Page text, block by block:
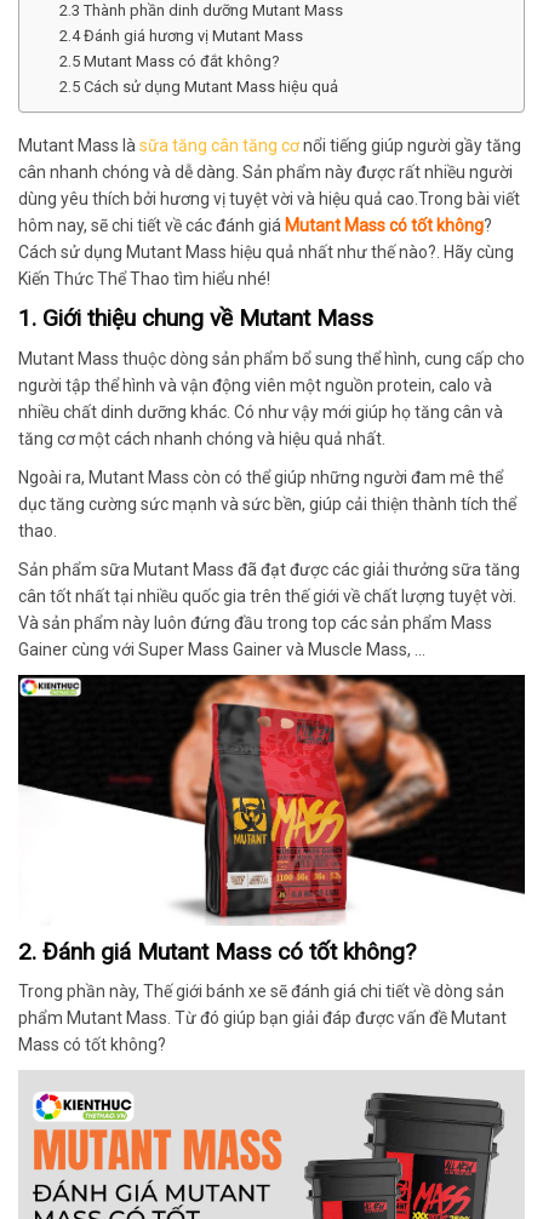
2.3 Thành phần dinh dưỡng Mutant Mass
2.4 Đánh giá hương vị Mutant Mass
2.5 Mutant Mass có đắt không?
2.5 Cách sử dụng Mutant Mass hiệu quả
Mutant Mass là sữa tăng cân tăng cơnổi tiếng giúp người gầy tăng
cân nhanh chóng và dễ dàng. Sản phẩm này được rất nhiều người
dùng yêu thích bởi hương vị tuyệt vời và hiệu quả cao.Trong bài viết
hôm nay, sẽ chi tiết về các đánh giá Mutant Mass có tốt không?
Cách sử dụng Mutant Mass hiệu quả nhất như thế nào?. Hãy cùng
Kiến Thức Thể Thao tìm hiểu nhé!
1. Giới thiệu chung về Mutant Mass
Mutant Mass thuộc dòng sản phẩm bổ sung thể hình, cung cấp cho
người tập thể hình và vận động viên một nguồn protein, calo và
nhiều chất dinh dưỡng khác. Có như vậy mới giúp họ tăng cân và
tăng cơ một cách nhanh chóng và hiệu quả nhất.
Ngoài ra, Mutant Mass còn có thể giúp những người đam mê thể
dục tăng cường sức mạnh và sức bền, giúp cải thiện thành tích thể
thao.
Sản phẩm sữa Mutant Mass đã đạt được các giải thưởng sữa tăng
cân tốt nhất tại nhiều quốc gia trên thế giới về chất lượng tuyệt vời.
Và sản phẩm này luôn đứng đầu trong top các sản phẩm Mass
Gainer cùng với Super Mass Gainer và Muscle Mass, …
2. Đánh giá Mutant Mass có tốt không?
Trong phần này, Thế giới bánh xe sẽ đánh giá chi tiết về dòng sản
phẩm Mutant Mass. Từ đó giúp bạn giải đáp được vấn đề Mutant
Mass có tốt không?